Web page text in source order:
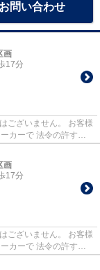
お問い合わせ
画
17分
カーで 法令の許す限
画
17分
カーで 法令の許す限